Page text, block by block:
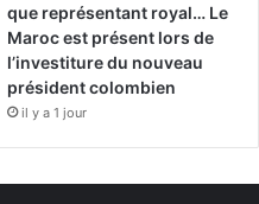
que représentant royal… Le
Maroc est présent lors de
l’investiture du nouveau
président colombien
il y a 1 jour